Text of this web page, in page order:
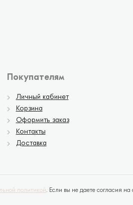
Покупателям
Личный кабинет
Корзина
Оформить заказ
Контакты
Доставка
политикой. Если вы не даете согласия